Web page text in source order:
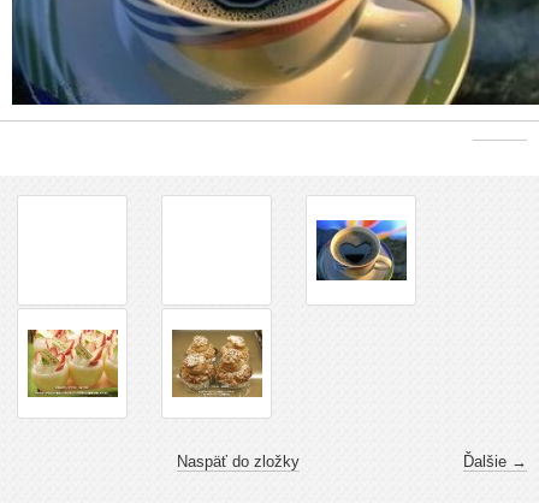
Ďalšie →
Naspäť do zložky